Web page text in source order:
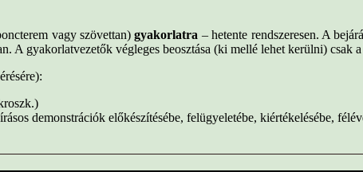
vagy szövettan)gyakorlatra – hetente rendszeresen. A
A gyakorlatvezetők végleges beosztása (ki mellé lehet kerülni) csak
demonstrációk előkészítésébe, felügyeletébe, kiértékelésébe,